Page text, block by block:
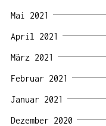
Mai 2021
April 2021
März 2021
Februar 2021
Januar 2021
Dezember 2020